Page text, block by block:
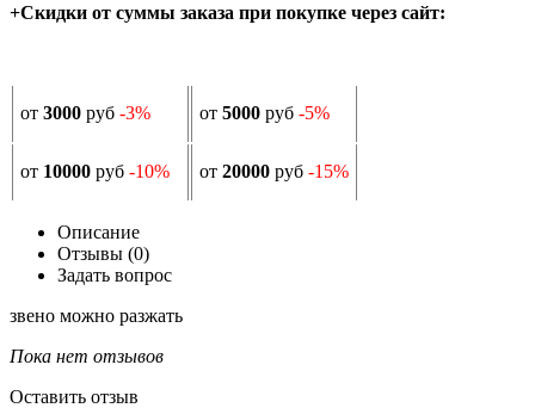
+Скидки от суммы заказа при покупке через сайт:
от 3000 руб -3% от 5000 руб -5%
от 10000 руб -10% от 20000 руб -15%
Описание
Отзывы (0)
Задать вопрос
звено можно разжать
Пока нет отзывов
Оставить отзыв